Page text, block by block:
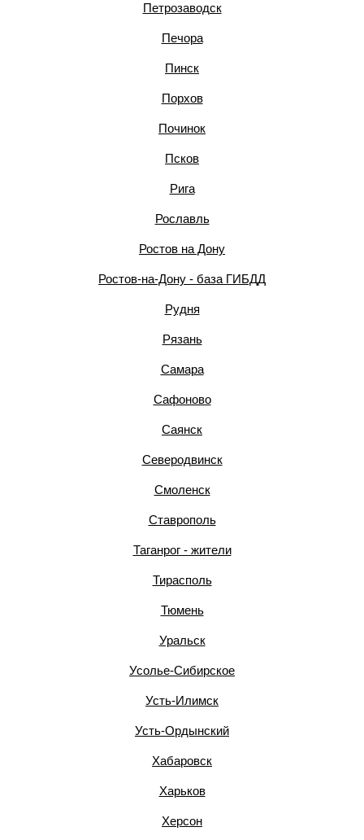
Петрозаводск
Печора
Пинск
Порхов
Починок
Псков
Рига
Рославль
Ростов на Дону
Ростов-на-Дону - база ГИБДД
Рудня
Рязань
Самара
Сафоново
Саянск
Северодвинск
Смоленск
Ставрополь
Таганрог - жители
Тирасполь
Тюмень
Уральск
Усолье-Сибирское
Усть-Илимск
Усть-Ордынский
Хабаровск
Харьков
Херсон